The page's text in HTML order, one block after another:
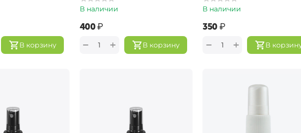
В корзину
В наличии
‍400‍₽
В корзину
+
−
В наличии
‍350‍₽
В
+
−